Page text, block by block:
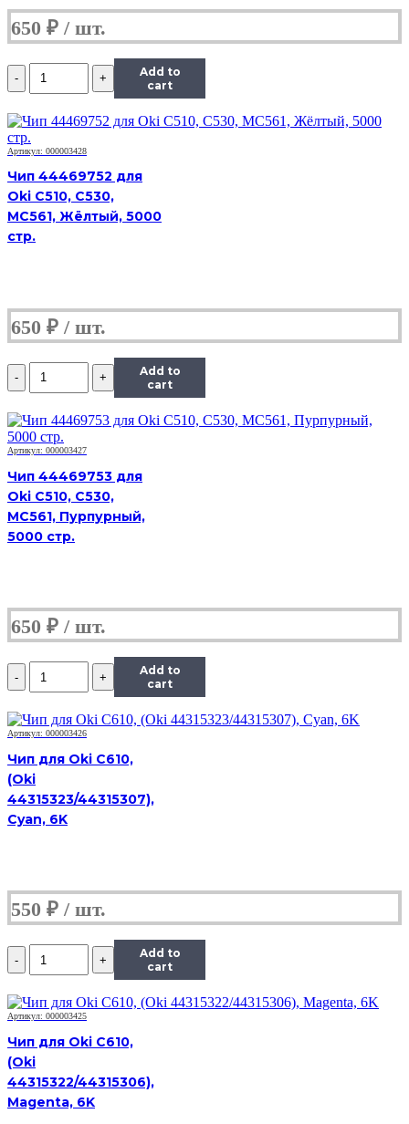
650 ₽
Количество
Чип
Black
к
картриджу
HP
CLJ
Pro
M452/MFP
M477/M377
2,3K
Add to
cart
Артикул: 000003428
Чип 44469752 для
Oki C510, C530,
MC561, Жёлтый, 5000
стр.
650 ₽
Количество
Чип
Black
к
картриджу
CLJ
Pro
M452/MFP
M477/M377
2,3K
Add to
cart
Артикул: 000003427
Чип 44469753 для
Oki C510, C530,
MC561, Пурпурный,
5000 стр.
650 ₽
Количество
Чип
Black
к
HP
CLJ
Pro
M452/MFP
Y,
2,3K
Add to
cart
Артикул: 000003426
Чип для Oki C610,
(Oki
44315323/44315307),
Cyan, 6K
550 ₽
Количество
Чип
Black
к
картриджу
HP
CLJ
Pro
M452/MFP
Add to
cart
Артикул: 000003425
Чип для Oki C610,
(Oki
44315322/44315306),
Magenta, 6K